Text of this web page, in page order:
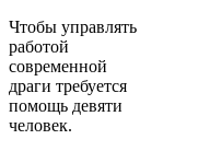
Чтобы управлять
работой
современной
драги требуется
помощь девяти
человек.